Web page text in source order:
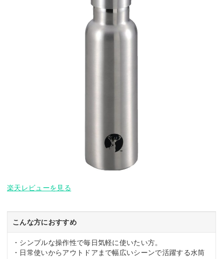
楽天レビューを見る
こんな方におすすめ
・シンプルな操作性で毎日気軽に使いたい方。
・日常使いからアウトドアまで幅広いシーンで活躍する水筒